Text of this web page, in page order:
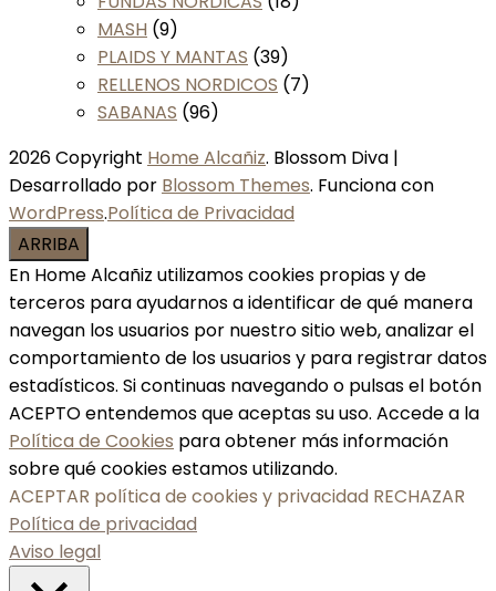
MASH (9)
PLAIDS Y MANTAS (39)
RELLENOS NORDICOS (7)
SABANAS (96)
2026 Copyright Home Alcañiz. Blossom Diva |
Desarrollado por Blossom Themes. Funciona con
WordPress.Política de Privacidad
ARRIBA
En Home Alcañiz utilizamos cookies propias y de
terceros para ayudarnos a identificar de qué manera
navegan los usuarios por nuestro sitio web, analizar el
comportamiento de los usuarios y para registrar datos
estadísticos. Si continuas navegando o pulsas el botón
ACEPTO entendemos que aceptas su uso. Accede a la
Política de Cookies para obtener más información
sobre qué cookies estamos utilizando.
ACEPTAR política de cookies y privacidad RECHAZAR
Política de privacidad
Aviso legal